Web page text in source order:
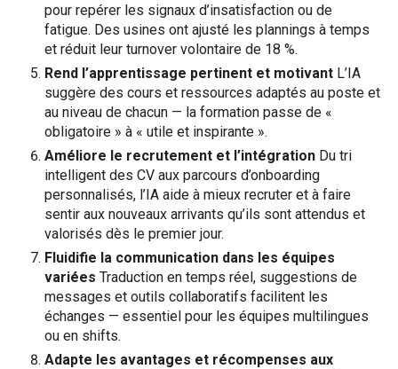
pour repérer les signaux d’insatisfaction ou de
fatigue. Des usines ont ajusté les plannings à temps
et réduit leur turnover volontaire de 18 %.
Rend l’apprentissage pertinent et motivant L’IA
suggère des cours et ressources adaptés au poste et
au niveau de chacun — la formation passe de «
obligatoire » à « utile et inspirante ».
Améliore le recrutement et l’intégration Du tri
intelligent des CV aux parcours d’onboarding
personnalisés, l’IA aide à mieux recruter et à faire
sentir aux nouveaux arrivants qu’ils sont attendus et
valorisés dès le premier jour.
Fluidifie la communication dans les équipes
variées Traduction en temps réel, suggestions de
messages et outils collaboratifs facilitent les
échanges — essentiel pour les équipes multilingues
ou en shifts.
Adapte les avantages et récompenses aux